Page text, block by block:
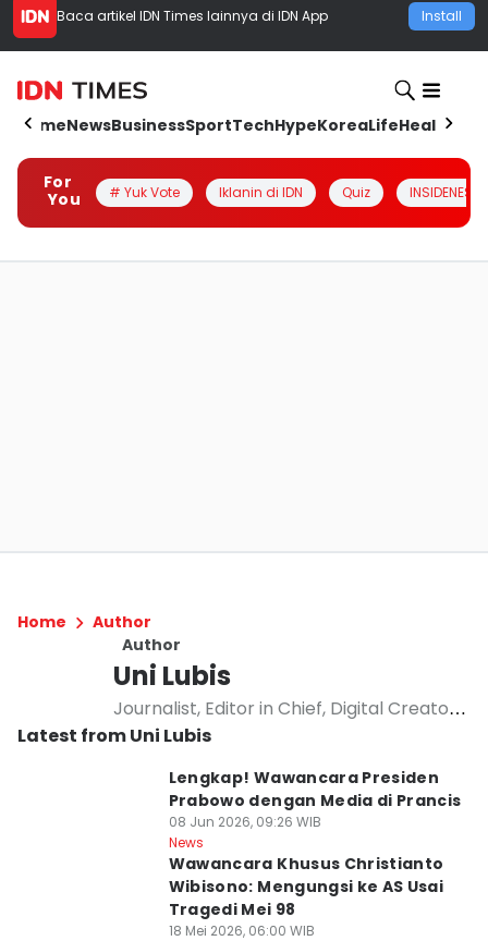
Baca artikel IDN Times lainnya di IDN App Install
HomeNewsBusinessSportTechHypeKoreaLifeHealth
For
You
# Yuk Vote Iklanin di IDN Quiz INSIDENESIA
Home
Author
Author
Uni Lubis
Journalist, Editor in Chief, Digital Creator,
Mom, Learning on Humanity Covering and
Social and Human Rights, Climate and
ESG, Women Empowerment, Opinion
Latest from Uni Lubis
Lengkap! Wawancara Presiden
Prabowo dengan Media di Prancis
08 Jun 2026, 09:26 WIB
News
Wawancara Khusus Christianto
Wibisono: Mengungsi ke AS Usai
Tragedi Mei 98
18 Mei 2026, 06:00 WIB